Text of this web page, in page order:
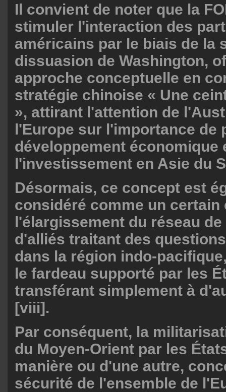
Il convient de noter que la
stimuler l'interaction des
américains par le biais de la
dissuasion de Washington,
approche conceptuelle en
stratégie chinoise « Une
», attirant l'attention de
l'Europe sur l'importance de
développement économique
l'investissement en Asie du
Désormais, ce concept est
considéré comme un certain
l'élargissement du réseau
d'alliés traitant des
dans la région indo-
le fardeau supporté par les
transférant simplement à
[viii].
Par conséquent, la
du Moyen-Orient par les
manière ou d'une autre,
sécurité de l'ensemble de